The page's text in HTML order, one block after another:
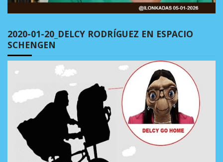
2020-01-20_DELCY RODRÍGUEZ EN ESPACIO
SCHENGEN